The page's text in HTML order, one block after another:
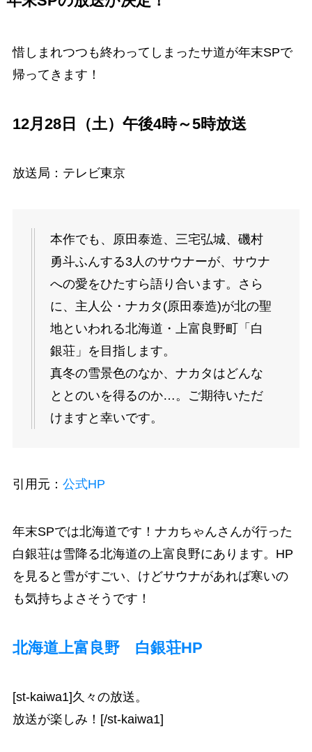
惜しまれつつも終わってしまったサ道が年末SPで
帰ってきます！
12月28日（土）午後4時～5時放送
放送局：テレビ東京
本作でも、原田泰造、三宅弘城、磯村
勇斗ふんする3人のサウナーが、サウナ
への愛をひたすら語り合います。さら
に、主人公・ナカタ(原田泰造)が北の聖
地といわれる北海道・上富良野町「白
銀荘」を目指します。
真冬の雪景色のなか、ナカタはどんな
ととのいを得るのか…。ご期待いただ
けますと幸いです。
引用元： 公式HP
年末SPでは北海道です！ナカちゃんさんが行った
白銀荘は雪降る北海道の上富良野にあります。HP
を見ると雪がすごい、けどサウナがあれば寒いの
も気持ちよさそうです！
北海道上富良野 白銀荘HP
[st-kaiwa1]久々の放送。
放送が楽しみ！[/st-kaiwa1]